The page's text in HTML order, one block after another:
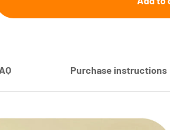
Purchase instructions